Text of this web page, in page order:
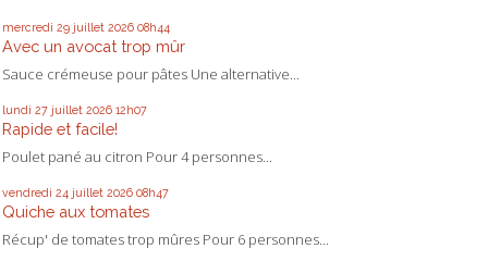
mercredi 29 juillet 2026 08h44
Avec un avocat trop mûr
Sauce crémeuse pour pâtes Une alternative...
lundi 27 juillet 2026 12h07
Rapide et facile!
Poulet pané au citron Pour 4 personnes...
vendredi 24 juillet 2026 08h47
Quiche aux tomates
Récup' de tomates trop mûres Pour 6 personnes...